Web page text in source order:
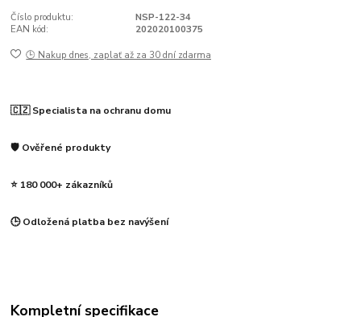
Číslo produktu:
NSP-122-34
EAN kód:
202020100375
🕒 Nakup dnes, zaplať až za 30 dní zdarma
🇨🇿 Specialista na ochranu domu
🛡️ Ověřené produkty
⭐ 180 000+ zákazníků
🕒 Odložená platba bez navýšení
Kompletní specifikace